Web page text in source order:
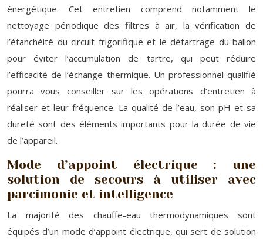
énergétique. Cet entretien comprend notamment le
nettoyage périodique des filtres à air, la vérification de
l’étanchéité du circuit frigorifique et le détartrage du ballon
pour éviter l’accumulation de tartre, qui peut réduire
l’efficacité de l’échange thermique. Un professionnel qualifié
pourra vous conseiller sur les opérations d’entretien à
réaliser et leur fréquence. La qualité de l’eau, son pH et sa
dureté sont des éléments importants pour la durée de vie
de l’appareil.
Mode d’appoint électrique : une
solution de secours à utiliser avec
parcimonie et intelligence
La majorité des chauffe-eau thermodynamiques sont
équipés d’un mode d’appoint électrique, qui sert de solution